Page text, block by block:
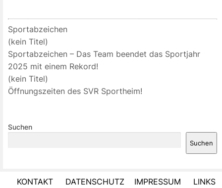
Sportabzeichen
(kein Titel)
Sportabzeichen – Das Team beendet das Sportjahr
2025 mit einem Rekord!
(kein Titel)
Öffnungszeiten des SVR Sportheim!
Suchen
Suchen
KONTAKT DATENSCHUTZ IMPRESSUM LINKS